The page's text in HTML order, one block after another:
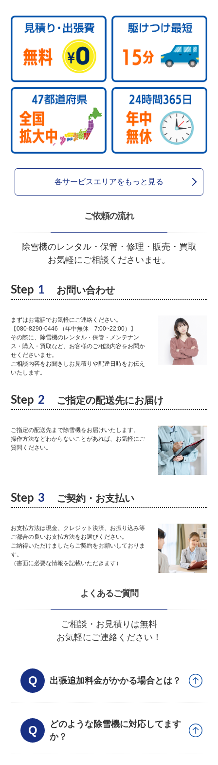
各サービスエリアをもっと見る
ご依頼の流れ
除雪機のレンタル・保管・修理・販売・買取
お気軽にご相談くださいませ。
Step 1 お問い合わせ
まずはお電話でお気軽にご連絡ください。
【080-8290-0446 （年中無休 7:00~22:00）】
その際に、除雪機のレンタル・保管・メンテナン
ス・購入・買取など、お客様のご相談内容をお聞か
せくださいませ。
ご相談内容をお聞きしお見積りや配達日時をお伝え
いたします。
Step 2 ご指定の配送先にお届け
ご指定の配送先まで除雪機をお届けいたします。
操作方法などわからないことがあれば、お気軽にご
質問ください。
Step 3 ご契約・お支払い
お支払方法は現金、クレジット決済、お振り込み等
ご都合の良いお支払方法をお選びください。
ご納得いただけましたらご契約をお願いしておりま
す。
（書面に必要な情報を記載いただきます）
よくあるご質問
ご相談・お見積りは無料
お気軽にご連絡ください！
出張追加料金がかかる場合とは？
どのような除雪機に対応してます
か？